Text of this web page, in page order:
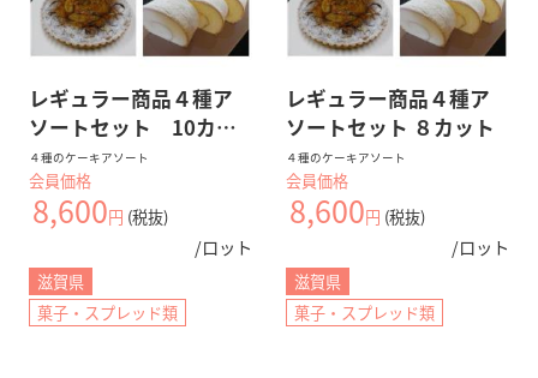
レギュラー商品４種ア
ソートセット 10カッ
ト
４種のケーキアソート
会員価格
8,600円 (税抜)
/ロット
滋賀県
菓子・スプレッド類
レギュラー商品４種ア
ソートセット ８カット
４種のケーキアソート
会員価格
8,600円 (税抜)
/ロット
滋賀県
菓子・スプレッド類